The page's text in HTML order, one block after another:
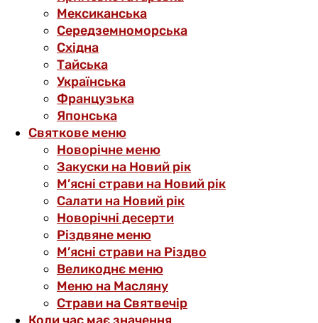
Мексиканська
Середземноморська
Східна
Тайська
Українська
Французька
Японська
Святкове меню
Новорічне меню
Закуски на Новий рік
М’ясні страви на Новий рік
Салати на Новий рік
Новорічні десерти
Різдвяне меню
М’ясні страви на Різдво
Великоднє меню
Меню на Масляну
Страви на Святвечір